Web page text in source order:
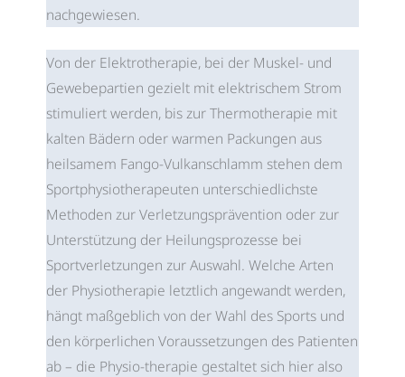
nachgewiesen.
Von der Elektrotherapie, bei der Muskel- und
Gewebepartien gezielt mit elektrischem Strom
stimuliert werden, bis zur Thermotherapie mit
kalten Bädern oder warmen Packungen aus
heilsamem Fango-Vulkanschlamm stehen dem
Sportphysiotherapeuten unterschiedlichste
Methoden zur Verletzungsprävention oder zur
Unterstützung der Heilungsprozesse bei
Sportverletzungen zur Auswahl. Welche Arten
der Physiotherapie letztlich angewandt werden,
hängt maßgeblich von der Wahl des Sports und
den körperlichen Voraussetzungen des Patienten
ab – die Physio-therapie gestaltet sich hier also